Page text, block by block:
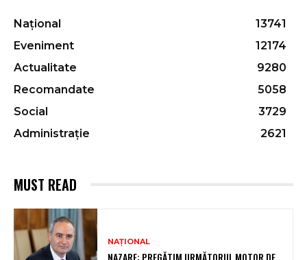
Național
13741
Eveniment
12174
Actualitate
9280
Recomandate
5058
Social
3729
Administrație
2621
MUST READ
NAȚIONAL
NAZARE: PREGĂTIM URMĂTORUL MOTOR DE